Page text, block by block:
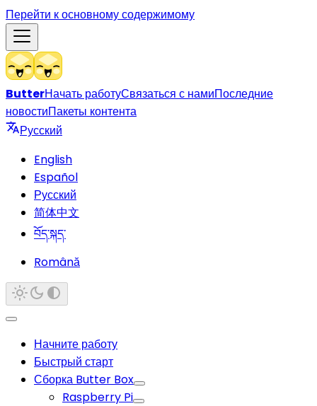
Перейти к основному содержимому
ButterНачать работуСвязаться с намиПоследние
новостиПакеты контента
Русский
English
Español
Русский
简体中文
བོད་སྐད་
Română
Начните работу
Быстрый старт
Сборка Butter Box
Raspberry Pi